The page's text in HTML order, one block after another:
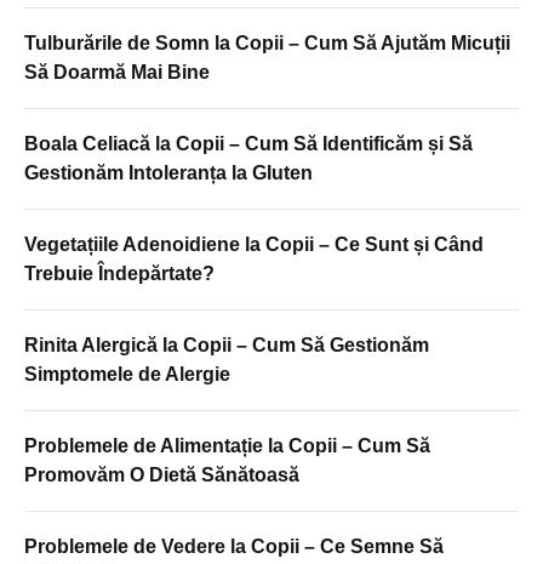
Tulburările de Somn la Copii – Cum Să Ajutăm Micuții
Să Doarmă Mai Bine
Boala Celiacă la Copii – Cum Să Identificăm și Să
Gestionăm Intoleranța la Gluten
Vegetațiile Adenoidiene la Copii – Ce Sunt și Când
Trebuie Îndepărtate?
Rinita Alergică la Copii – Cum Să Gestionăm
Simptomele de Alergie
Problemele de Alimentație la Copii – Cum Să
Promovăm O Dietă Sănătoasă
Problemele de Vedere la Copii – Ce Semne Să